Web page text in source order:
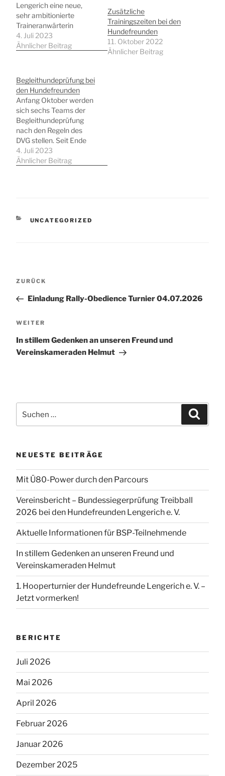
Lengerich eine neue,
sehr ambitionierte
Traineranwärterin
gewinnen können. In den
nächsten zwei Jahren
Hundeplatz in der Sparte
Rally Obedience
sammeln und ihr
Fachwissen in den
Bereichen Kynologie,
Erste Hilfe beim Hund,
Recht und Vereinswesen
und Trainingslehre
vertiefen. Nach…
4. Juli 2023
Ähnlicher Beitrag
Zusätzliche
Trainingszeiten bei den
Hundefreunden
11. Oktober 2022
Ähnlicher Beitrag
Begleithundeprüfung bei
den Hundefreunden
Anfang Oktober werden
sich sechs Teams der
Begleithundeprüfung
nach den Regeln des
DVG stellen. Seit Ende
November wird fleißig
trainiert. Großpudel,
Leinenführigkeit wird das
4. Juli 2023
Ähnlicher Beitrag
KATEGORIEN
UNCATEGORIZED
Vorheriger
ZURÜCK
Einladung Rally-Obedience Turnier 04.07.2026
Nächster
WEITER
In stillem Gedenken an unseren Freund und
Vereinskameraden Helmut
nach:
NEUESTE BEITRÄGE
Mit Ü80-Power durch den Parcours
Vereinsbericht – Bundessiegerprüfung Treibball
2026 bei den Hundefreunden Lengerich e. V.
Aktuelle Informationen für BSP-Teilnehmende
In stillem Gedenken an unseren Freund und
Vereinskameraden Helmut
1. Hooperturnier der Hundefreunde Lengerich e. V. –
Jetzt vormerken!
BERICHTE
Juli 2026
Mai 2026
April 2026
Februar 2026
Januar 2026
Dezember 2025